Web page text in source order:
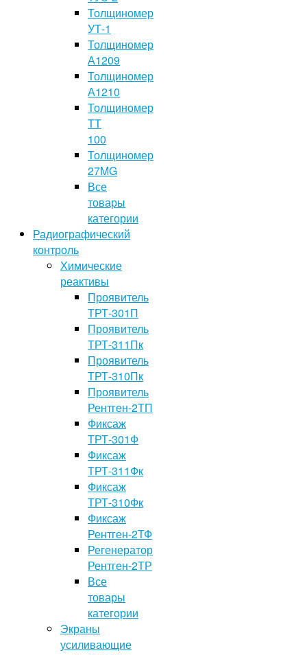
Толщиномер
УТ-1
Толщиномер
А1209
Толщиномер
А1210
Толщиномер
TT
100
Толщиномер
27MG
Все
товары
категории
Радиографический
контроль
Химические
реактивы
Проявитель
ТРТ-301П
Проявитель
ТРТ-311Пк
Проявитель
ТРТ-310Пк
Проявитель
Рентген-2ТП
Фиксаж
ТРТ-301Ф
Фиксаж
ТРТ-311Фк
Фиксаж
ТРТ-310Фк
Фиксаж
Рентген-2ТФ
Регенератор
Рентген-2ТР
Все
товары
категории
Экраны
усиливающие